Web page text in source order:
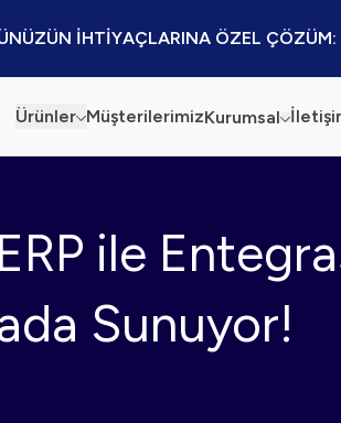
İHTİYAÇLARINA ÖZEL ÇÖZÜM:
Ürünler MüşterilerimizKurumsal
Sürdürülebilirlik
Bilgi Güvenliği Etkinlikler
ile
Sunuyor!